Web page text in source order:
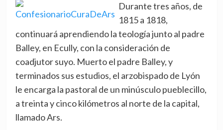
Durante tres años, de
1815 a 1818,
continuará aprendiendo la teología junto al padre
Balley, en Ecully, con la consideración de
coadjutor suyo. Muerto el padre Balley, y
terminados sus estudios, el arzobispado de Lyón
le encarga la pastoral de un minúsculo pueblecillo,
a treinta y cinco kilómetros al norte de la capital,
llamado Ars.